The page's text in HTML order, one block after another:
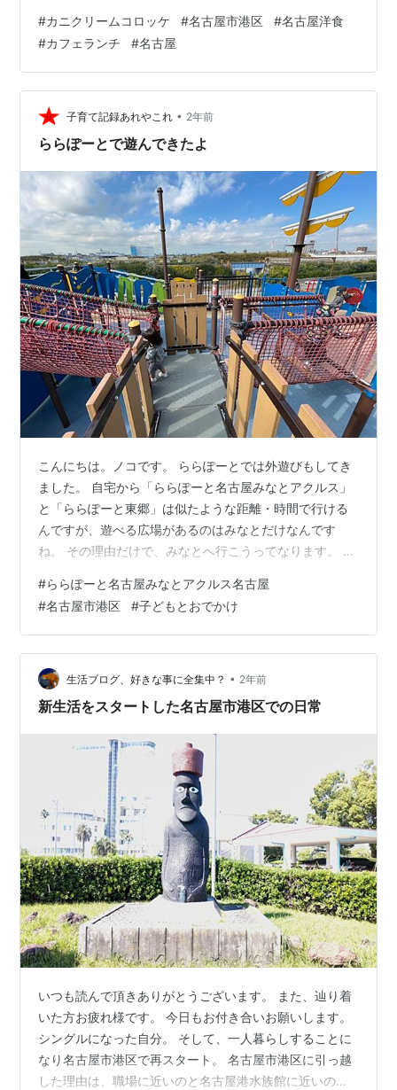
カフェ港店の詳細 港区でしっかり食事としてカニクリー
ムコロッケを楽しみたいなら、まず押さえたいのがキャ
ッツカフェ港店です。 楽天ぐるなびのメニューには「ビ
ストロ蟹クリームコロッケ」990円、「ビストロ蟹クリ
ームコロッケ定食」1,430円が掲載されており、単品でも
定食でも選べるのが魅力です。 洋食…
#カニクリームコロッケ #名古屋市港区 #名古屋洋食
#カフェランチ #名古屋
子育て記録あれやこれ • 2年前
ららぽーとで遊んできたよ
こんにちは。ノコです。 ららぽーとでは外遊びもしてき
ました。 自宅から「ららぽーと名古屋みなとアクルス」
と「ららぽーと東郷」は似たような距離・時間で行ける
んですが、遊べる広場があるのはみなとだけなんです
ね。 その理由だけで、みなとへ行こうってなります。 お
間を割いて思い切り遊ばせて、疲れさせる。これが本当
に大事。 大型SCのこういう広場のありがたみを痛感して
います。 しかもこれがまたなかなか立派。 3歳以上向け
はすべり台だけで3つあるし、ロープ橋やぐらぐら橋なん
かもあります。 ▼ロープの橋 船がモチーフで甲板にマス
トや舵輪も。 平日だと1歳～…
#ららぽーと名古屋みなとアクルス名古屋
#名古屋市港区 #子どもとおでかけ
生活ブログ、好きな事に全集中？ • 2年前
新生活をスタートした名古屋市港区での日常
いつも読んで頂きありがとうございます。 また、辿り着
いた方お疲れ様です。 今日もお付き合いお願いします。
シングルになった自分。 そして、一人暮らしすることに
なり名古屋市港区で再スタート。 名古屋市港区に引っ越
した理由は、職場に近いのと名古屋港水族館に近いのが